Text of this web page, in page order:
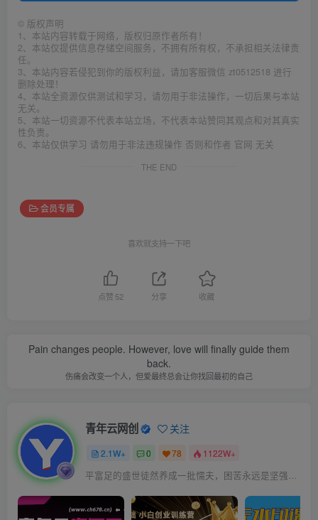
© 版权声明
1、本站内容转载于网络，版权归原作者所有！
2、本站仅提供信息存储空间服务，不拥有所有权，不承担相关法律责
任。
3、本站内容若侵犯到你的版权利益，请加客服微信 zt0512518 进行
删除处理！
4、本站全资源仅供测试和学习，请勿用于非法操作，一切后果与本站
无关。
5、本站一切资源不代表本站立场，不代表本站赞同其观点和对其真实
性负责。
6、本站仅供学习 请勿用于非法违规操作 否则和作者 官网 无关
THE END
会员专属
喜欢就支持一下吧
点赞52 分享 收藏
Pain changes people. However, love will finally guide them
back.
伤痛会改变一个人，但爱最终总会让你找回最初的自己
青年云网创 关注
2.1W+ 0 78 1122W+
平富足的盛世徒然养成一批懦夫，困苦永远是坚强之母